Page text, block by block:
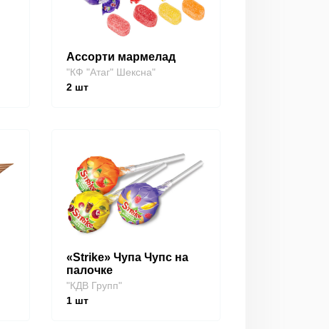
Ассорти мармелад
"КФ "Атаг" Шексна"
2шт
«Strike» Чупа Чупс на
палочке
"КДВ Групп"
1шт